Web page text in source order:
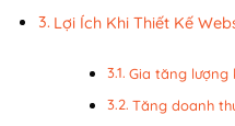
Lợi Ích Khi Thiết Kế
Gia tăng lượng
Tăng doanh